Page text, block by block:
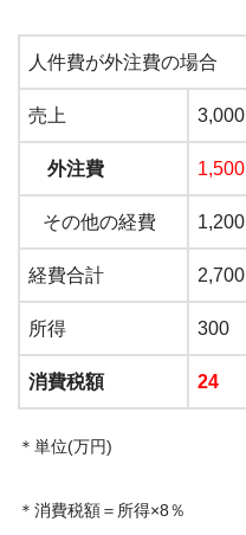
人件費が外注費の場合
売上 3,000
外注費 1,500
その他の経費 1,200
経費合計 2,700
所得 300
消費税額 24
＊単位(万円)
＊消費税額＝所得×8％